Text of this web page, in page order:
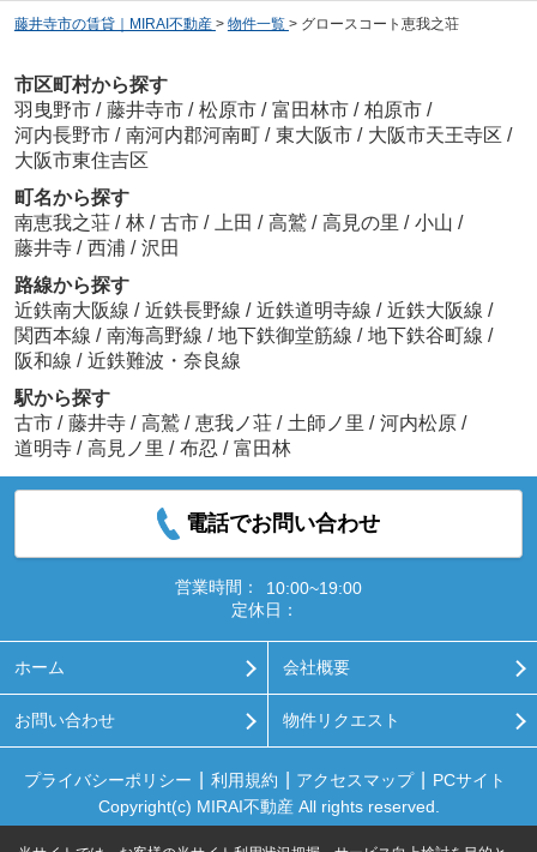
藤井寺市の賃貸｜MIRAI不動産 > 物件一覧 > グロースコート恵我之荘
市区町村から探す
羽曳野市 / 藤井寺市 / 松原市 / 富田林市 / 柏原市 /
河内長野市 / 南河内郡河南町 / 東大阪市 / 大阪市天王寺区 /
大阪市東住吉区
町名から探す
南恵我之荘 / 林 / 古市 / 上田 / 高鷲 / 高見の里 / 小山 /
藤井寺 / 西浦 / 沢田
路線から探す
近鉄南大阪線 / 近鉄長野線 / 近鉄道明寺線 / 近鉄大阪線 /
関西本線 / 南海高野線 / 地下鉄御堂筋線 / 地下鉄谷町線 /
阪和線 / 近鉄難波・奈良線
駅から探す
古市 / 藤井寺 / 高鷲 / 恵我ノ荘 / 土師ノ里 / 河内松原 /
道明寺 / 高見ノ里 / 布忍 / 富田林
電話でお問い合わせ
営業時間：
10:00~19:00
定休日：
ホーム 会社概要
お問い合わせ 物件リクエスト
プライバシーポリシー 利用規約 アクセスマップ
PCサイト
Copyright(c) MIRAI不動産 All rights reserved.